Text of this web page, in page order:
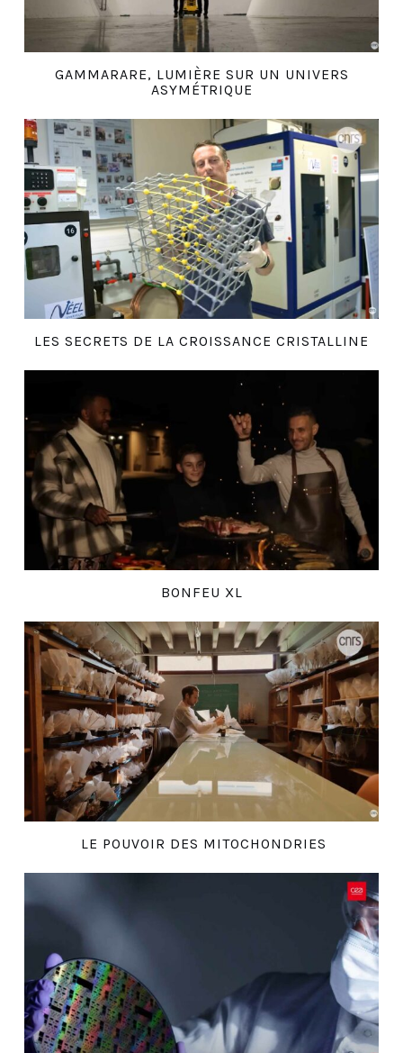
GAMMARARE, LUMIÈRE SUR UN UNIVERS
ASYMÉTRIQUE
LES SECRETS DE LA CROISSANCE CRISTALLINE
BONFEU XL
LE POUVOIR DES MITOCHONDRIES